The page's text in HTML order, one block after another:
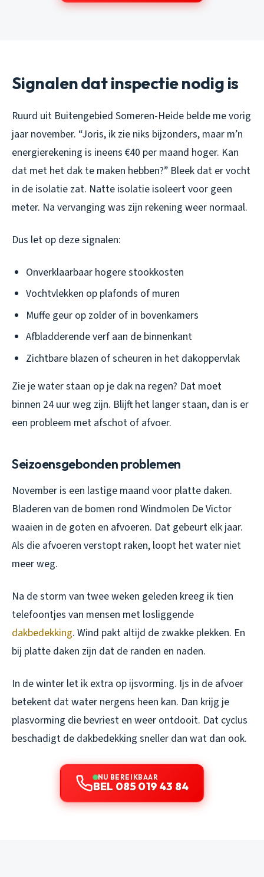
Signalen dat inspectie nodig is
Ruurd uit Buitengebied Someren-Heide belde me vorig
jaar november. “Joris, ik zie niks bijzonders, maar m’n
energierekening is ineens €40 per maand hoger. Kan
dat met het dak te maken hebben?” Bleek dat er vocht
in de isolatie zat. Natte isolatie isoleert voor geen
meter. Na vervanging was zijn rekening weer normaal.
Dus let op deze signalen:
Onverklaarbaar hogere stookkosten
Vochtvlekken op plafonds of muren
Muffe geur op zolder of in bovenkamers
Afbladderende verf aan de binnenkant
Zichtbare blazen of scheuren in het dakoppervlak
Zie je water staan op je dak na regen? Dat moet
binnen 24 uur weg zijn. Blijft het langer staan, dan is er
een probleem met afschot of afvoer.
Seizoensgebonden problemen
November is een lastige maand voor platte daken.
Bladeren van de bomen rond Windmolen De Victor
waaien in de goten en afvoeren. Dat gebeurt elk jaar.
Als die afvoeren verstopt raken, loopt het water niet
meer weg.
Na de storm van twee weken geleden kreeg ik tien
telefoontjes van mensen met losliggende
dakbedekking. Wind pakt altijd de zwakke plekken. En
bij platte daken zijn dat de randen en naden.
In de winter let ik extra op ijsvorming. Ijs in de afvoer
betekent dat water nergens heen kan. Dan krijg je
plasvorming die bevriest en weer ontdooit. Dat cyclus
beschadigt de dakbedekking sneller dan wat dan ook.
NU BEREIKBAAR
BEL 085 019 43 84